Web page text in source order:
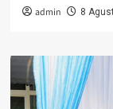
admin 8